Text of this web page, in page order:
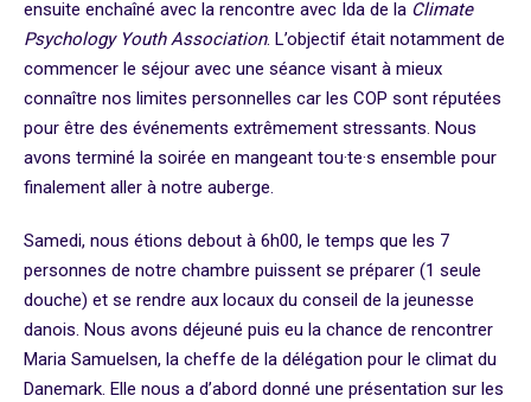
ensuite enchaîné avec la rencontre avec Ida de la Climate
Psychology Youth Association. L’objectif était notamment de
commencer le séjour avec une séance visant à mieux
connaître nos limites personnelles car les COP sont réputées
pour être des événements extrêmement stressants. Nous
avons terminé la soirée en mangeant tou·te·s ensemble pour
finalement aller à notre auberge.
Samedi, nous étions debout à 6h00, le temps que les 7
personnes de notre chambre puissent se préparer (1 seule
douche) et se rendre aux locaux du conseil de la jeunesse
danois. Nous avons déjeuné puis eu la chance de rencontrer
Maria Samuelsen, la cheffe de la délégation pour le climat du
Danemark. Elle nous a d’abord donné une présentation sur les